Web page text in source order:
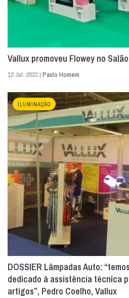
Vallux promoveu Flowey no
12 Jul. 2022 | Paulo Homem
ILUMINAÇÃO
DOSSIER Lâmpadas Auto:
dedicado à assistência técnica
artigos”, Pedro Coelho, Vallux